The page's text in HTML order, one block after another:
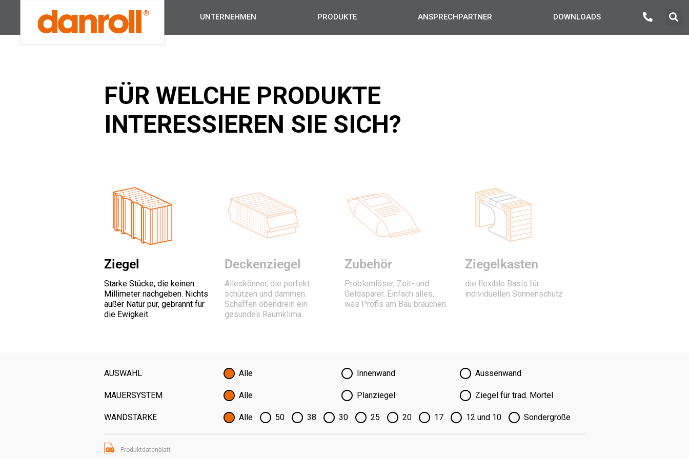
UNTERNEHMEN PRODUKTE ANSPRECHPARTNER DOWNLOADS
FÜR WELCHE PRODUKTE
INTERESSIEREN SIE SICH?
Ziegel
Starke Stücke, die keinen
Millimeter nachgeben. Nichts
außer Natur pur, gebrannt für
die Ewigkeit.
Deckenziegel
Alleskönner, die perfekt
schützen und dämmen.
Schaffen obendrein ein
gesundes Raumklima.
Zubehör
Problemlöser, Zeit- und
Geldsparer. Einfach alles,
was Profis am Bau brauchen.
Ziegelkasten
die flexible Basis für
individuellen Sonnenschutz
AUSWAHL Alle Innenwand Aussenwand
MAUERSYSTEM Alle Planziegel Ziegel für trad. Mörtel
WANDSTÄRKE Alle 50 38 30 25 20 17 12 und 10 Sondergröße
Produktdatenblatt